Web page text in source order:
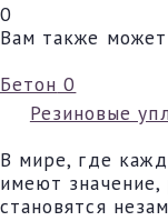
0
Вам также
Бетон 0
Резиновые
В мире, где
имеют значение,
становятся